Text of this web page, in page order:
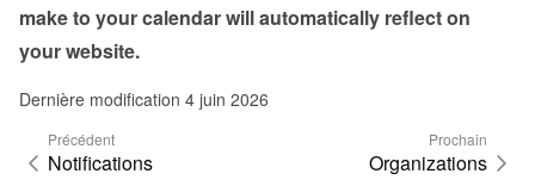
make to your calendar will automatically reflect on
your website.
Dernière modification 4 juin 2026
Précédent
Notifications
Prochain
Organizations